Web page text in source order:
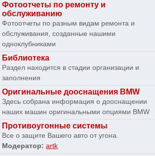
Фотоотчеты по ремонту и
обслуживанию
Фотоотчеты по разным видам ремонта и
обслуживания, созданные нашими
одноклубниками
Библиотека
Раздел находится в стадии организации и
заполнения
Оригинальные дооснащения BMW
Здесь собрана информация о дооснащении
наших машин оригинальными опциями BMW
Противоугонные системы
Все о защите Вашего авто от угона.
Модератор: artk